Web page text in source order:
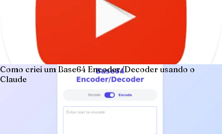
Como criei um Base64 Encoder/Decoder usando o
Claude